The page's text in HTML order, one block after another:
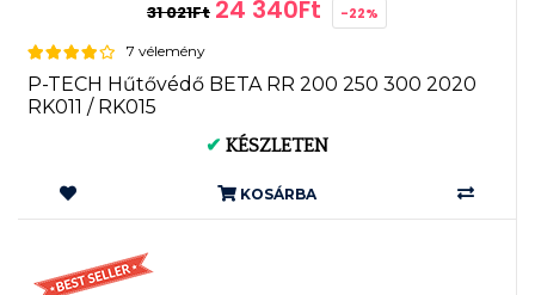
31 021Ft 24 340Ft -22%
7 vélemény
P-TECH Hűtővédő BETA RR 200 250 300 2020
RK011 / RK015
✔ KÉSZLETEN
KOSÁRBA